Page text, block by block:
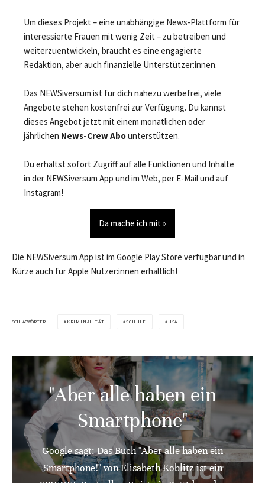
Um dieses Projekt – eine unabhängige News-Plattform für
interessierte Frauen mit wenig Zeit – zu betreiben und
weiterzuentwickeln, braucht es eine engagierte
Redaktion, aber auch finanzielle Unterstützer:innen.
Das NEWSiversum ist für dich nahezu werbefrei, viele
Angebote stehen kostenfrei zur Verfügung. Du kannst
dieses Angebot jetzt mit einem monatlichen oder
jährlichen News-Crew Abounterstützen.
Du erhältst sofort Zugriff auf alle Funktionen und Inhalte
in der NEWSiversum App und im Web, per E-Mail und auf
Instagram!
Da mache ich mit »
Die NEWSiversum App ist im Google Play Store verfügbar und in
Kürze auch für Apple Nutzer:innen erhältlich!
SCHLAGWÖRTER KRIMINALITÄT SCHULE USA
"Aber alle haben ein
Smartphone"
Google sagt: Das Buch "Aber alle haben ein
Smartphone!" von Elisabeth Koblitz ist ein